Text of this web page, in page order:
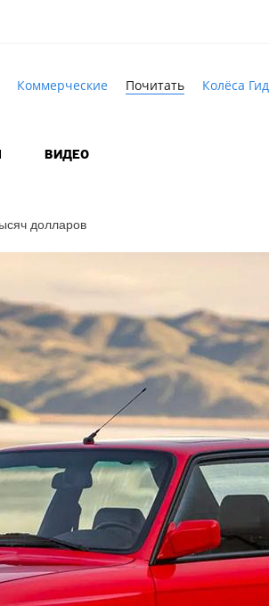
Коммерческие Почитать Колёса Гид
ВИДЕО
долларов